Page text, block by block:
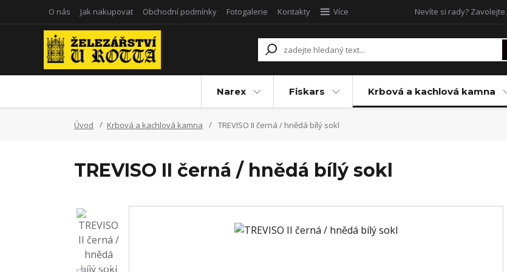
O nás Jak nakupovat Obchodní podmínky Fotogalerie Kontakty Více Nevíte si rady? Zavolejte.
Narex Fiskars Krbová a kachlová kamna
Úvod Krbová a kachlová kamna TREVISO II černá / hnědá bílý sokl
TREVISO II černá / hnědá bílý sokl